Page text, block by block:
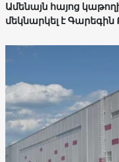
Ամենայն հայոց
մեկնարկել է Գարեգին